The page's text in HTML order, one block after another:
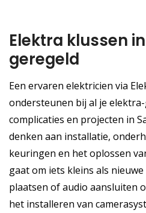
Elektra klussen
geregeld
Een ervaren elektricien via
ondersteunen bij al je
complicaties en projecten in
denken aan installatie,
keuringen en het oplossen
gaat om iets kleins als
plaatsen of audio aansluiten
het installeren van